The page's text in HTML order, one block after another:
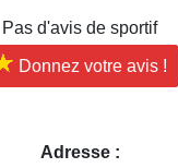
Pas d'avis de sportif
Donnez votre avis !
Adresse :